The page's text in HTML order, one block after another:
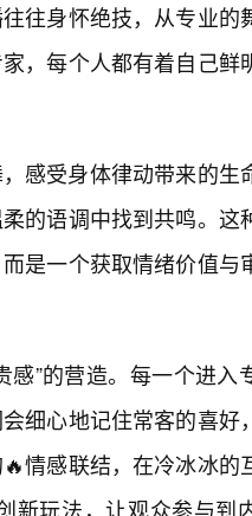
往身怀绝技，从专业的
，每个人都有着自己鲜
感受身体律动带来的生
的语调中找到共鸣。这
是一个获取情绪价值与
”的营造。每一个进入
细心地记住常客的喜好
情感联结，在冷冰冰的
新玩法，让观众参与到